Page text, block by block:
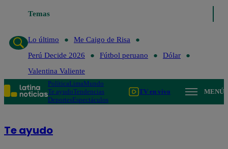
Temas
Lo último
Me Caigo de Risa
Perú Decide 2026
Fútbol peruano
Dólar
Valentina Valiente
PolíticaLimaMundo
Te ayudoTendencias
DeportesEspectáculos
TV en vivo MENÚ
Te ayudo